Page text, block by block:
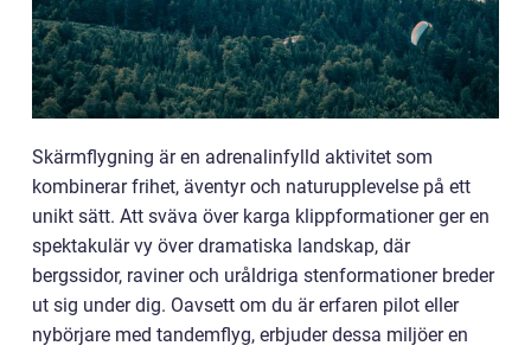
Skärmflygning är en adrenalinfylld aktivitet som
kombinerar frihet, äventyr och naturupplevelse på ett
unikt sätt. Att sväva över karga klippformationer ger en
spektakulär vy över dramatiska landskap, där
bergssidor, raviner och uråldriga stenformationer breder
ut sig under dig. Oavsett om du är erfaren pilot eller
nybörjare med tandemflyg, erbjuder dessa miljöer en